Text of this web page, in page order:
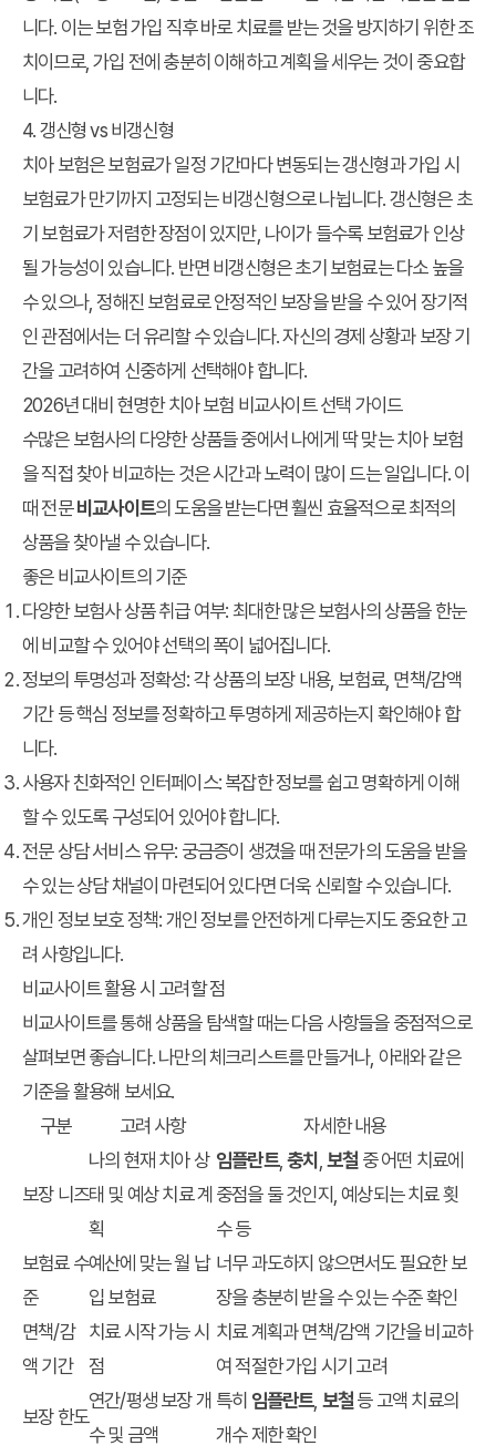
니다. 이는 보험 가입 직후 바로 치료를 받는 것을 방지하기 위한 조
치이므로, 가입 전에 충분히 이해하고 계획을 세우는 것이 중요합
니다.
4. 갱신형 vs 비갱신형
치아 보험은 보험료가 일정 기간마다 변동되는 갱신형과 가입 시
보험료가 만기까지 고정되는 비갱신형으로 나뉩니다. 갱신형은 초
기 보험료가 저렴한 장점이 있지만, 나이가 들수록 보험료가 인상
될 가능성이 있습니다. 반면 비갱신형은 초기 보험료는 다소 높을
수 있으나, 정해진 보험료로 안정적인 보장을 받을 수 있어 장기적
인 관점에서는 더 유리할 수 있습니다. 자신의 경제 상황과 보장 기
간을 고려하여 신중하게 선택해야 합니다.
2026년 대비 현명한 치아 보험 비교사이트 선택 가이드
수많은 보험사의 다양한 상품들 중에서 나에게 딱 맞는 치아 보험
을 직접 찾아 비교하는 것은 시간과 노력이 많이 드는 일입니다. 이
때 전문비교사이트의 도움을 받는다면 훨씬 효율적으로 최적의
상품을 찾아낼 수 있습니다.
좋은 비교사이트의 기준
다양한 보험사 상품 취급 여부:최대한 많은 보험사의 상품을 한눈
에 비교할 수 있어야 선택의 폭이 넓어집니다.
정보의 투명성과 정확성:각 상품의 보장 내용, 보험료, 면책/감액
기간 등 핵심 정보를 정확하고 투명하게 제공하는지 확인해야 합
니다.
사용자 친화적인 인터페이스:복잡한 정보를 쉽고 명확하게 이해
할 수 있도록 구성되어 있어야 합니다.
전문 상담 서비스 유무: 궁금증이 생겼을 때 전문가의 도움을 받을
수 있는 상담 채널이 마련되어 있다면 더욱 신뢰할 수 있습니다.
개인 정보 보호 정책:개인 정보를 안전하게 다루는지도 중요한 고
려 사항입니다.
비교사이트 활용 시 고려할 점
비교사이트를 통해 상품을 탐색할 때는 다음 사항들을 중점적으로
살펴보면 좋습니다. 나만의 체크리스트를 만들거나, 아래와 같은
기준을 활용해 보세요.
구분
고려 사항 자세한 내용
보장 니즈
나의 현재 치아 상
태 및 예상 치료 계
획
임플란트,충치 ,보철 중 어떤 치료에
중점을 둘 것인지, 예상되는 치료 횟
수 등
보험료 수
준
예산에 맞는 월 납
입 보험료
너무 과도하지 않으면서도 필요한 보
장을 충분히 받을 수 있는 수준 확인
면책/감
액 기간
치료 시작 가능 시
점
치료 계획과 면책/감액 기간을 비교하
여 적절한 가입 시기 고려
보장 한도
연간/평생 보장 개
수 및 금액
특히 임플란트, 보철등 고액 치료의
개수 제한 확인